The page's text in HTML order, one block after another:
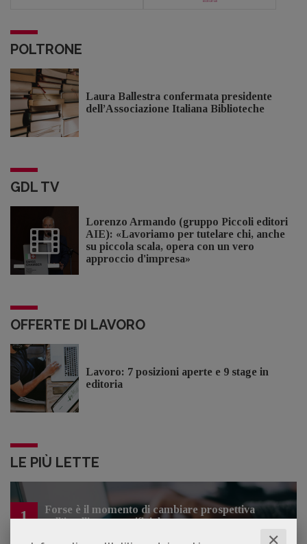
✕
POLTRONE
Laura Ballestra confermata presidente
dell’Associazione Italiana Biblioteche
GDL TV
Lorenzo Armando (gruppo Piccoli editori
AIE): «Lavoriamo per tutelare chi, anche
su piccola scala, opera con un vero
approccio d'impresa»
OFFERTE DI LAVORO
Lavoro: 7 posizioni aperte e 9 stage in
editoria
LE PIÙ LETTE
1
Forse è il momento di cambiare prospettiva
sull’intelligenza artificiale